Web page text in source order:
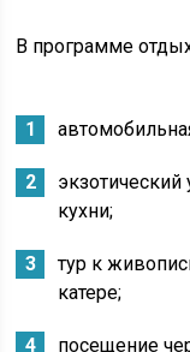
В программе
кухни;
тур к
катере;
посещение